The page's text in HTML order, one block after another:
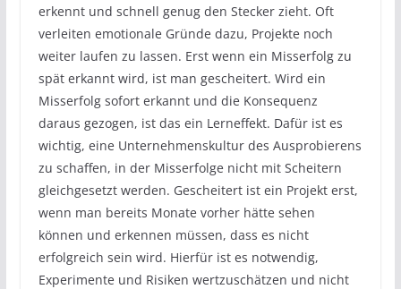
erkennt und schnell genug den Stecker zieht. Oft
verleiten emotionale Gründe dazu, Projekte noch
weiter laufen zu lassen. Erst wenn ein Misserfolg zu
spät erkannt wird, ist man gescheitert. Wird ein
Misserfolg sofort erkannt und die Konsequenz
daraus gezogen, ist das ein Lerneffekt. Dafür ist es
wichtig, eine Unternehmenskultur des Ausprobierens
zu schaffen, in der Misserfolge nicht mit Scheitern
gleichgesetzt werden. Gescheitert ist ein Projekt erst,
wenn man bereits Monate vorher hätte sehen
können und erkennen müssen, dass es nicht
erfolgreich sein wird. Hierfür ist es notwendig,
Experimente und Risiken wertzuschätzen und nicht